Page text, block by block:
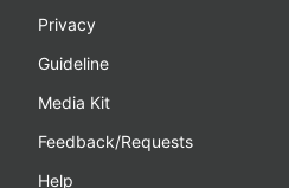
Privacy
Guideline
Media Kit
Feedback/Requests
Help